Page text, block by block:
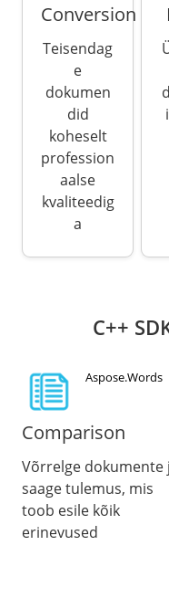
Conversion
Teisendag
e
dokumen
did
koheselt
profession
aalse
kvaliteedig
a
C++
Aspose.Words
Comparison
Võrrelge dokumente
saage tulemus, mis
toob esile kõik
erinevused